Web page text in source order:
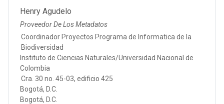
Henry Agudelo
Proveedor De Los Metadatos
Coordinador Proyectos Programa de Informatica de la
Biodiversidad
Instituto de Ciencias Naturales/Universidad Nacional de
Colombia
Cra. 30 no. 45-03, edificio 425
Bogotá, D.C.
Bogotá, D.C.